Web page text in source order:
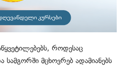
როდესაც
სამგორში მცხოვრებ ადამიანებს